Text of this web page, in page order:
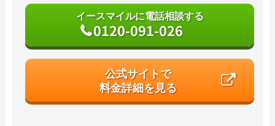
イースマイルに電話相談する
0120-091-026
公式サイトで
料金詳細を見る